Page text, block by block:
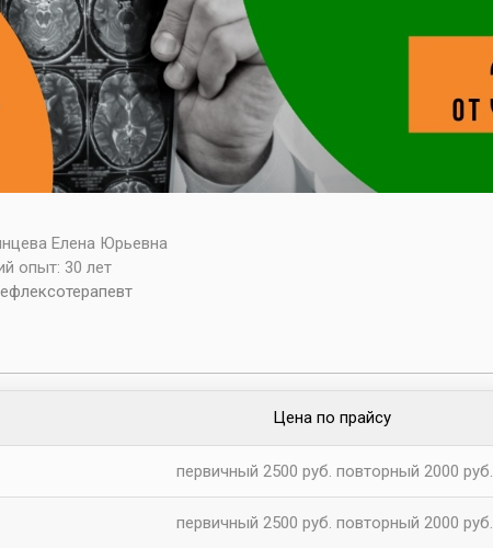
Елена Юрьевна
опыт: 30 лет
Цена по прайсу
первичный 2500 руб. повторный 2000 руб.
первичный 2500 руб. повторный 2000 руб.